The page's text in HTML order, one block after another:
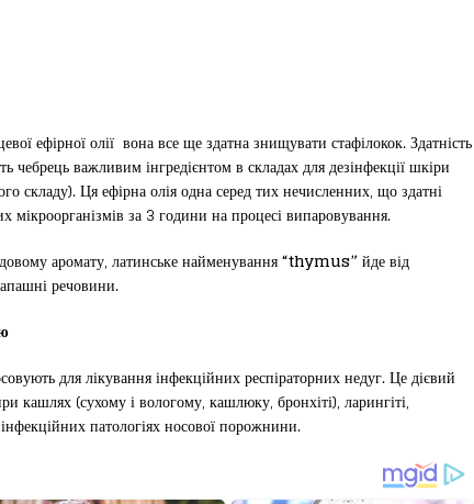
ефірної олії вона все ще здатна знищувати стафілокок. Здатність
чебрець важливим інгредієнтом в складах для дезінфекції шкіри
складу). Ця ефірна олія одна серед тих нечисленних, що здатні
мікроорганізмів за 3 години на процесі випаровування.
аромату, латинське найменування“thymus” йде від
речовини.
для лікування інфекційних респіраторних недуг. Це дієвий
кашлях (сухому і вологому, кашлюку, бронхіті), ларингіті,
патологіях носової порожнини.